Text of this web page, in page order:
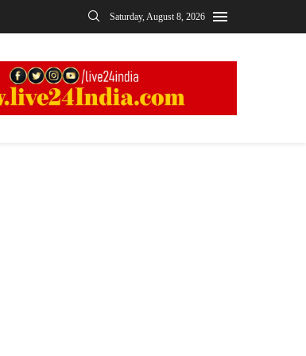
Saturday, August 8, 2026